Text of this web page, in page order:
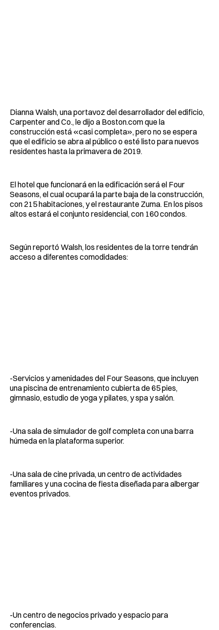
Dianna Walsh, una portavoz del desarrollador del edificio,
Carpenter and Co., le dijo a Boston.com que la
construcción está «casi completa», pero no se espera
que el edificio se abra al público o esté listo para nuevos
residentes hasta la primavera de 2019.
El hotel que funcionará en la edificación será el Four
Seasons, el cual ocupará la parte baja de la construcción,
con 215 habitaciones, y el restaurante Zuma. En los pisos
altos estará el conjunto residencial, con 160 condos.
Según reportó Walsh, los residentes de la torre tendrán
acceso a diferentes comodidades:
-Servicios y amenidades del Four Seasons, que incluyen
una piscina de entrenamiento cubierta de 65 pies,
gimnasio, estudio de yoga y pilates, y spa y salón.
-Una sala de simulador de golf completa con una barra
húmeda en la plataforma superior.
-Una sala de cine privada, un centro de actividades
familiares y una cocina de fiesta diseñada para albergar
eventos privados.
-Un centro de negocios privado y espacio para
conferencias.